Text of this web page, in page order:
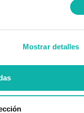
Mostrar detalles
LA